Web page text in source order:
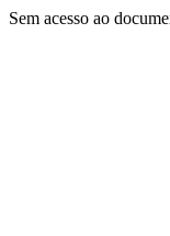
Sem acesso ao